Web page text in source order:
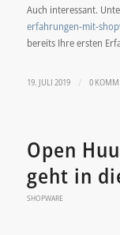
Auch interessant.
erfahrungen-mit-
bereits Ihre ersten
19. JULI 2019 / 0
Open
geht in
SHOPWARE